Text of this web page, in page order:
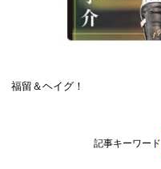
福留＆ヘイグ！
記事キーワード